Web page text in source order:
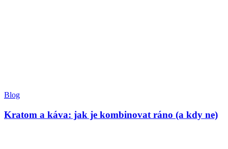
Blog
Kratom a káva: jak je kombinovat ráno (a kdy ne)